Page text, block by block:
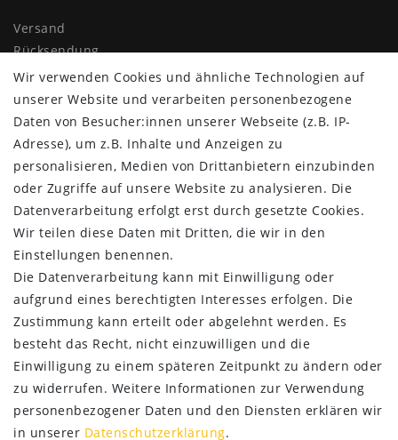
Versand
Rücksendung
Widerrufs­recht
Impressum
Daten­schutz­erklärung
AGB
Kontakt
ZAHLUNG & VERSAND
SERVICE
Wir verwenden Cookies und ähnliche Technologien auf
unserer Website und verarbeiten personenbezogene
Daten von Besucher:innen unserer Webseite (z.B. IP-
Adresse), um z.B. Inhalte und Anzeigen zu
personalisieren, Medien von Drittanbietern einzubinden
oder Zugriffe auf unsere Website zu analysieren. Die
Datenverarbeitung erfolgt erst durch gesetzte Cookies.
Wir teilen diese Daten mit Dritten, die wir in den
Einstellungen benennen.
Die Datenverarbeitung kann mit Einwilligung oder
aufgrund eines berechtigten Interesses erfolgen. Die
Zustimmung kann erteilt oder abgelehnt werden. Es
besteht das Recht, nicht einzuwilligen und die
Einwilligung zu einem späteren Zeitpunkt zu ändern oder
zu widerrufen. Weitere Informationen zur Verwendung
personenbezogener Daten und den Diensten erklären wir
in unserer Daten­schutz­erklärung.